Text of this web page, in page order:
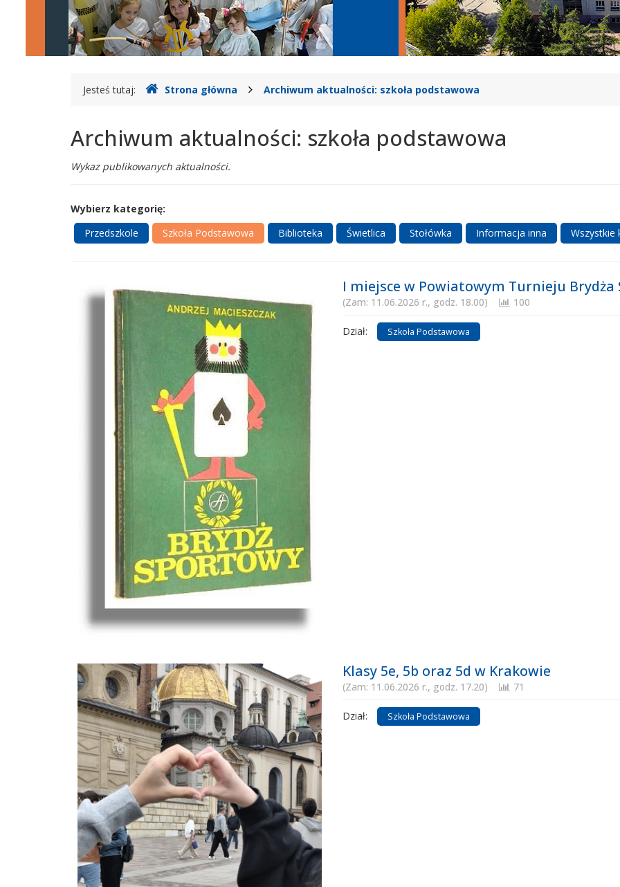
Gdzie
Jesteś tutaj: Strona główna Archiwum aktualności: szkoła podstawowa
Archiwum aktualności: szkoła podstawowa
Wykaz publikowanych aktualności.
Wybierz kategorię:
Przedszkole
Szkoła Podstawowa Biblioteka Świetlica Stołówka Informacja inna Wszystkie
I miejsce w Powiatowym Turnieju Brydża
(Zam: 11.06.2026 r., godz. 18.00) 100
Dział: Szkoła Podstawowa
Klasy 5e, 5b oraz 5d w Krakowie
(Zam: 11.06.2026 r., godz. 17.20) 71
Dział: Szkoła Podstawowa